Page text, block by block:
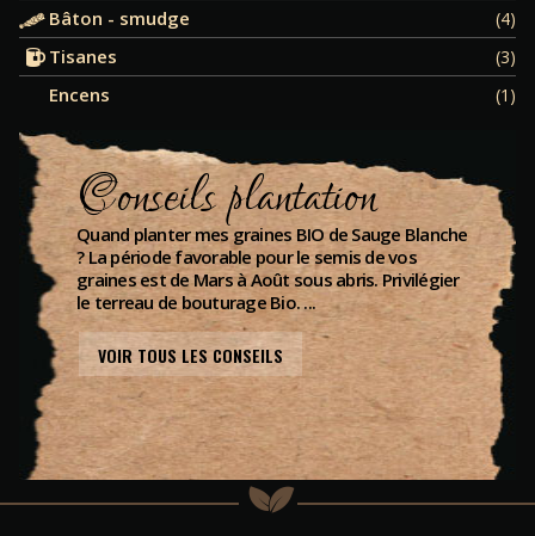
Bâton - smudge (4)
Tisanes (3)
Encens (1)
Conseils plantation
Quand planter mes graines BIO de Sauge Blanche
? La période favorable pour le semis de vos
graines est de Mars à Août sous abris. Privilégier
le terreau de bouturage Bio. ...
VOIR TOUS LES CONSEILS